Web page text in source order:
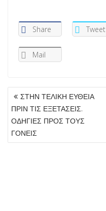
Share Tweet
Mail
ΠΛΟΉΓΗΣΗ
ΆΡΘΡΩΝ
ΣΤΗΝ ΤΕΛΙΚΗ ΕΥΘΕΙΑ
ΠΡΙΝ ΤΙΣ ΕΞΕΤΑΣΕΙΣ.
ΟΔΗΓΙΕΣ ΠΡΟΣ ΤΟΥΣ
ΓΟΝΕΙΣ